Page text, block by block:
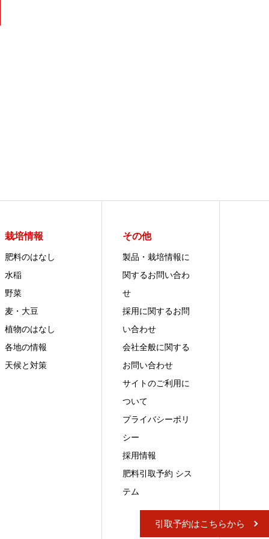
栽培情報
肥料のはなし
水稲
野菜
麦・大豆
植物のはなし
各地の情報
天候と対策
その他
製品・栽培情報に
関するお問い合わ
せ
採用に関するお問
い合わせ
会社全般に関する
お問い合わせ
サイトのご利用に
ついて
プライバシーポリ
シー
採用情報
肥料引取予約 シス
テム
引取予約はこちらから